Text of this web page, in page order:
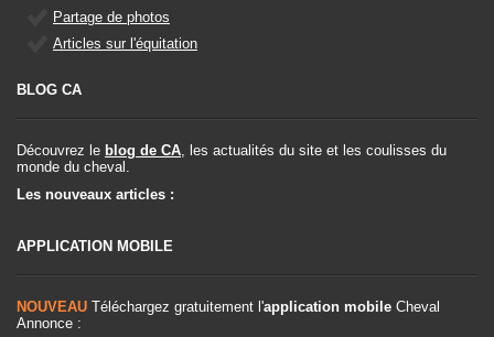
Partage de photos
Articles sur l'équitation
BLOG CA
Découvrez le blog de CA , les actualités du site et les coulisses du
monde du cheval.
Les nouveaux articles :
APPLICATION MOBILE
NOUVEAU Téléchargez gratuitement l'application mobile Cheval
Annonce :